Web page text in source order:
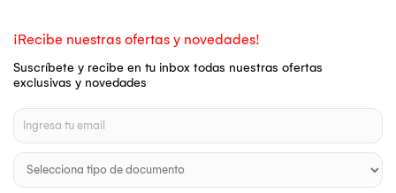
¡Recibe nuestras ofertas y novedades!
Suscríbete y recibe en tu inbox todas nuestras ofertas
exclusivas y novedades